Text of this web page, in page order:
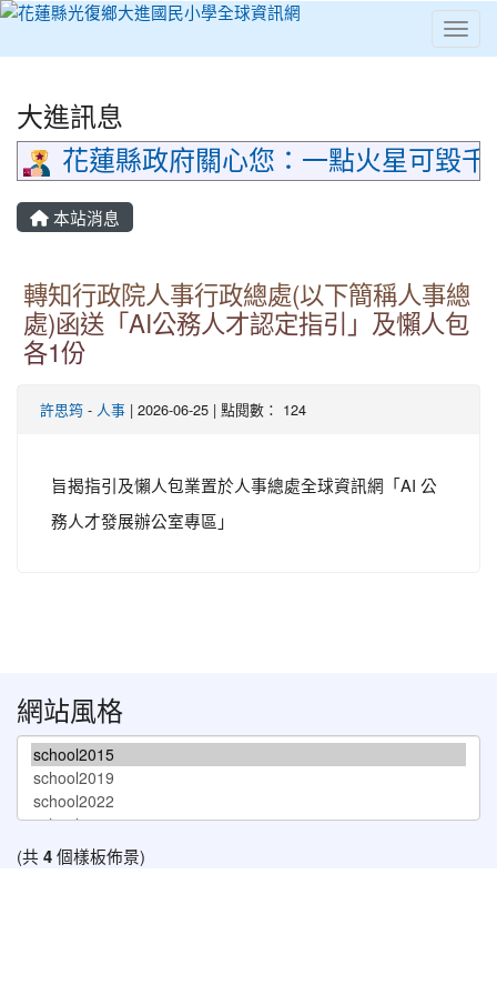
⏸
大進訊息
花蓮縣政府關心您：一點火星可毀
本站消息
轉知行政院人事行政總處(以下簡稱人事總
處)函送「AI公務人才認定指引」及懶人包
各1份
許思筠 - 人事 | 2026-06-25 | 點閱數： 124
旨揭指引及懶人包業置於人事總處全球資訊網「AI 公
務人才發展辦公室專區」
網站風格
(共 4個樣板佈景)